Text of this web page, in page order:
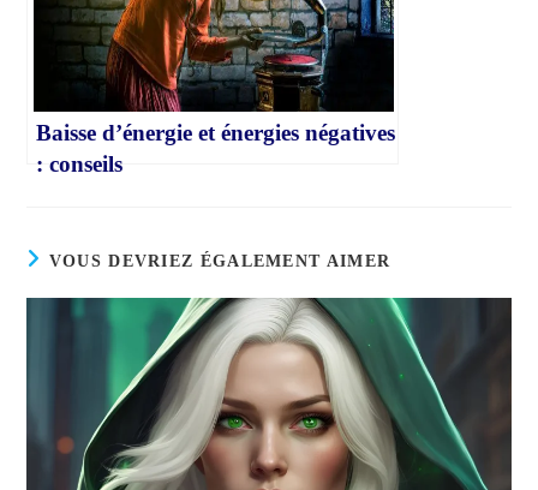
Baisse d’énergie et énergies négatives
: conseils
VOUS DEVRIEZ ÉGALEMENT AIMER